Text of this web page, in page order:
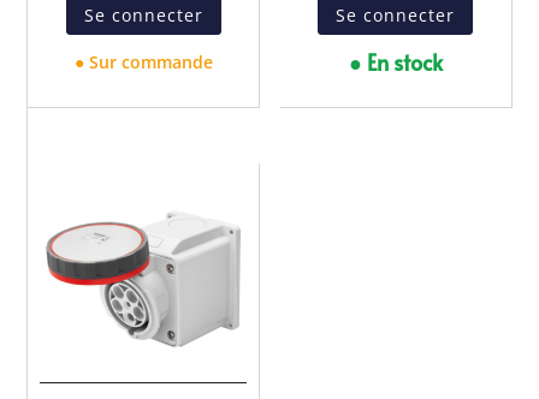
Se connecter
● Sur commande
Se connecter
● En stock